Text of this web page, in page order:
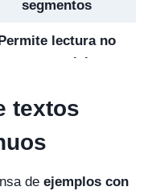
segmentos
lectura no
secuencial.
Ejemplos: tablas,
infografías.
textos
de ejemplos con